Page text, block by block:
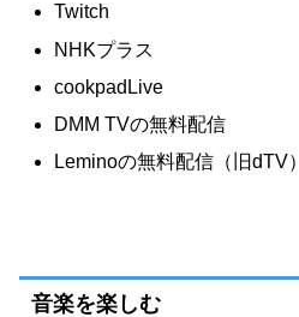
Twitch
NHKプラス
cookpadLive
DMM TVの無料配信
Leminoの無料配信（旧dTV）
音楽を楽しむ